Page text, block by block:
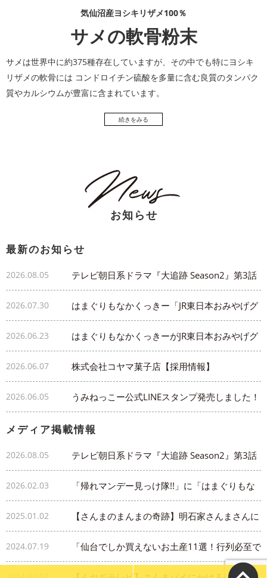
気仙沼産ヨシキリザメ100％
サメの軟骨粉末
サメは世界中に約375種存在していますが、その中でも特にヨシキ
リザメの軟骨には コンドロイチン硫酸を多量に含む良質のタンパク
質やカルシウムが豊富に含まれています。
続きをみる
お知らせ
最新のお知らせ
2026.08.05
テレビ朝日系ドラマ『大追跡 Season2』第3話
に「さんまパイ」が登場しました
2026.07.30
はまぐりもなかくっきー「JR東日本おみやげグ
ランプリ2026」 総合準グランプリを受賞
2026.06.23
はまぐりもなかくっきーがJR東日本おみやげグ
ランプリ2026にノミネート
2026.06.07 株式会社コヤマ菓子店【採用情報】
2026.06.05 うみねっこー公式LINEスタンプ発売しました！
メディア掲載情報
2026.08.05
テレビ朝日系ドラマ『大追跡 Season2』第3話
に「さんまパイ」が登場しました
2026.02.03
「帰れマンデー見っけ隊!!」に「はまぐりもな
かくっきー登場」
2025.01.02
【さんまのまんまの奇跡】明石家さんまさんに
さんまパイ【井上真央さん紹介】
2024.07.19
「仙台でしか買えないお土産11選！行列必至で
話題のスイーツから和菓子に雑貨まで」【はら